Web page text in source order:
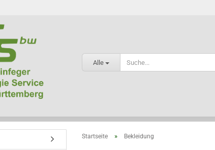
Alle
Startseite » Bekleidung